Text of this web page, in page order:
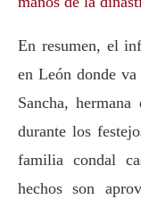
En resumen, el
en León donde
Sancha,
durante los
familia condal
hechos son